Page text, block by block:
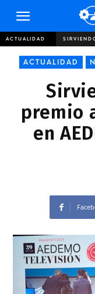
ACTUALIDAD
ACTUALIDAD
premio
en